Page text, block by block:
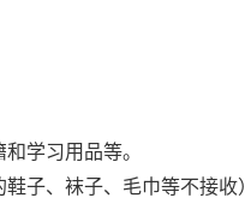
学习用品等。
子、袜子、毛巾等不接收